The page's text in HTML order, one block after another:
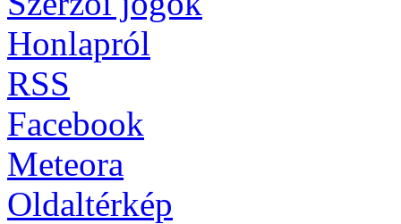
Honlapról
RSS
Facebook
Meteora
Oldaltérkép